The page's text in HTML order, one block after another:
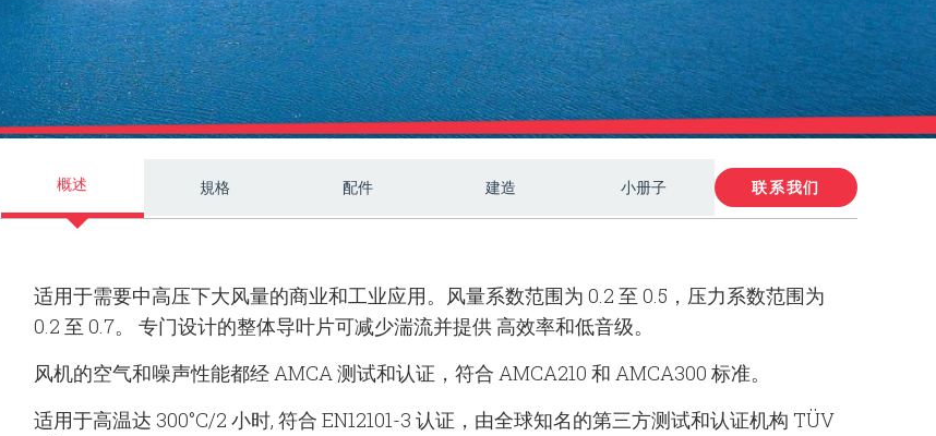
概述 規格 配件 建造 小册子 联系我们
适用于需要中高压下大风量的商业和工业应用。 风量系数范围为 0.2 至 0.5，压力系数范围为
0.2 至 0.7。 专门设计的整体导叶片可减少湍流并提供 高效率和低音级。
风机的空气和噪声性能都经 AMCA 测试和认证， 符合 AMCA210 和 AMCA300 标准。
适用于高温达 300°C/2 小时, 符合 EN12101-3 认证，由全球知名的第三方测试和认证机构 TÜV